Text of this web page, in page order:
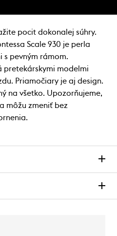
pocit dokonalej súhry.
Scale 930 je perla
s pevným rámom.
pretekárskymi modelmi
Priamočiary je aj design.
na všetko. Upozorňujeme,
môžu zmeniť bez